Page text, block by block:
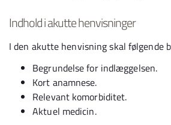
Indhold i akutte henvisninger
I den akutte henvisning skal følgende
Begrundelse for indlæggelsen.
Kort anamnese.
Relevant komorbiditet.
Aktuel medicin.